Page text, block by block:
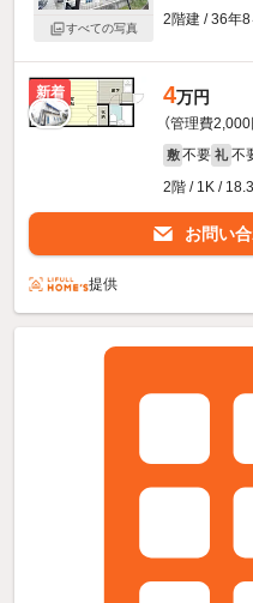
すべての写真
2階建 / 36年8
新着 4万円
（管理費2,000
敷 不要 礼 不
2階 / 1K /
お問い
提供